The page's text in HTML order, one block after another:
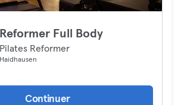
Reformer Full Body
Pilates Reformer
Haidhausen
Continuer